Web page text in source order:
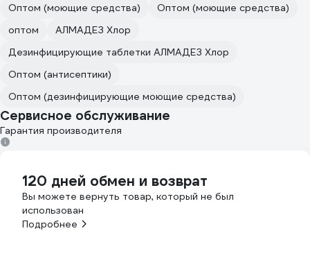
Оптом (моющие средства)
Оптом (моющие средства)
оптом
АЛМАДЕЗ Хлор
Дезинфицирующие таблетки АЛМАДЕЗ Хлор
Оптом (антисептики)
Оптом (дезинфицирующие моющие средства)
Сервисное обслуживание
Гарантия производителя
120 дней обмен и возврат
Вы можете вернуть товар, который не был
использован
Подробнее